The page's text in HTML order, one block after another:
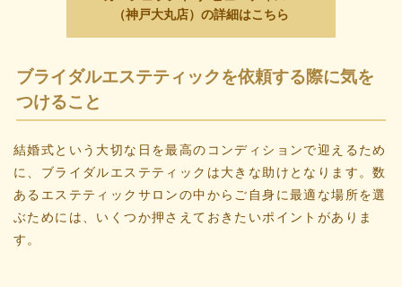
（神戸大丸店）の詳細はこちら
ブライダルエステティックを依頼する際に気を
つけること
結婚式という大切な日を最高のコンディションで迎えるため
に、ブライダルエステティックは大きな助けとなります。数
あるエステティックサロンの中からご自身に最適な場所を選
ぶためには、いくつか押さえておきたいポイントがありま
す。